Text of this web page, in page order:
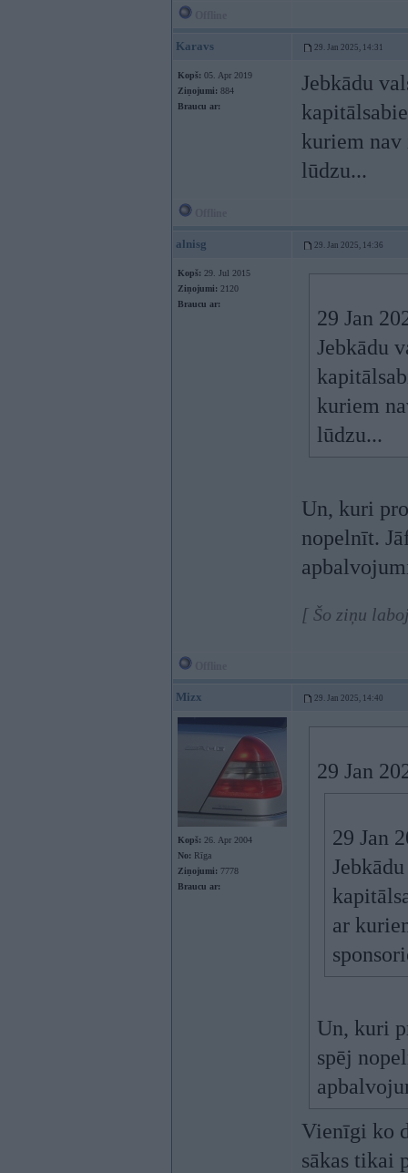
Karavs 29. Jan 2025, 14:31
Kopš: 05. Apr 2019
Ziņojumi: 884
Braucu ar:
Jebkādu
kuriem nav
lūdzu...
alnisg 29. Jan 2025, 14:36
Kopš: 29. Jul 2015
Ziņojumi: 2120
Braucu ar:
29 Jan
Jebkādu
kuriem
lūdzu...
Un, kuri
nopelnīt.
[ Šo ziņu
Mizx 29. Jan 2025, 14:40
Kopš: 26. Apr 2004
No: Rīga
Ziņojumi: 7778
Braucu ar:
29 Jan
29 Jan
ar
Un, kuri
spēj
Vienīgi ko
sākas tikai